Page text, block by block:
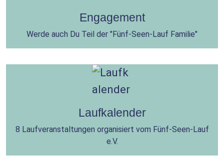
Engagement
Werde auch Du Teil der "Fünf-Seen-Lauf Familie"
Laufkalender
8 Laufveranstaltungen organisiert vom Fünf-Seen-Lauf
e.V.